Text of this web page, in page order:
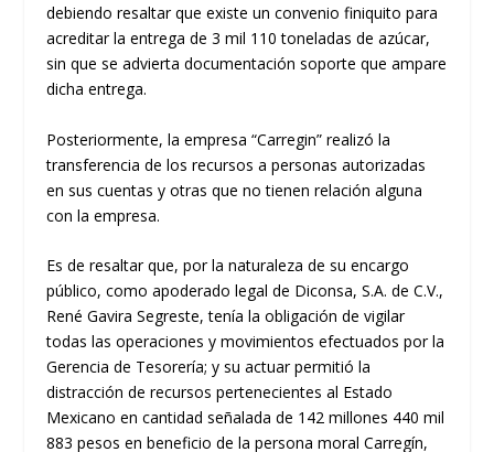
debiendo resaltar que existe un convenio finiquito para
acreditar la entrega de 3 mil 110 toneladas de azúcar,
sin que se advierta documentación soporte que ampare
dicha entrega.
Posteriormente, la empresa “Carregin” realizó la
transferencia de los recursos a personas autorizadas
en sus cuentas y otras que no tienen relación alguna
con la empresa.
Es de resaltar que, por la naturaleza de su encargo
público, como apoderado legal de Diconsa, S.A. de C.V.,
René Gavira Segreste, tenía la obligación de vigilar
todas las operaciones y movimientos efectuados por la
Gerencia de Tesorería; y su actuar permitió la
distracción de recursos pertenecientes al Estado
Mexicano en cantidad señalada de 142 millones 440 mil
883 pesos en beneficio de la persona moral Carregín,